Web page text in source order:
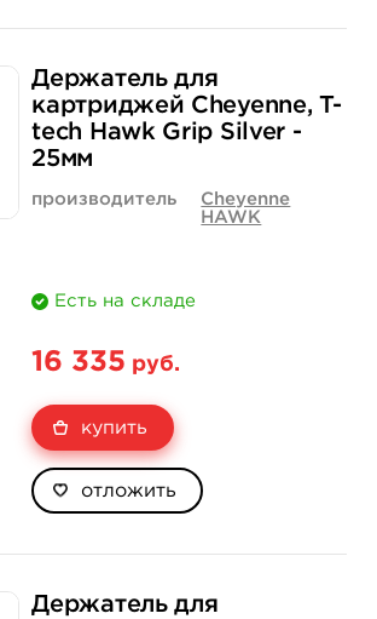
Держатель для
картриджей Cheyenne, T-
tech Hawk Grip Silver -
25мм
производитель
Cheyenne
HAWK
Есть на складе
16 335 руб.
купить
отложить
Держатель для